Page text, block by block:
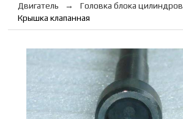
Двигатель
Головка блока цилиндров
Крышка клапанная